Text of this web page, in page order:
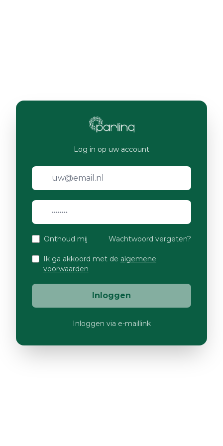
Log in op uw account
Onthoud mij Wachtwoord vergeten?
Ik ga akkoord met de algemene
voorwaarden
Inloggen
Inloggen via e-maillink